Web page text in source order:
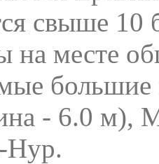
свыше
на месте
- 6.0 м),
Нур.